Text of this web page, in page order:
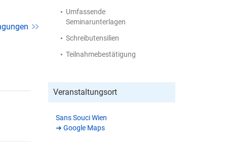
Umfassende
Seminarunterlagen
Schreibutensilien
Teilnahmebestätigung
Veranstaltungsort
Sans Souci Wien
➔ Google Maps